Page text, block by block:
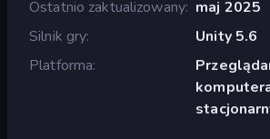
Ostatnio zaktualizowany maj 2025
Silnik gry
Unity 5.6
Platforma